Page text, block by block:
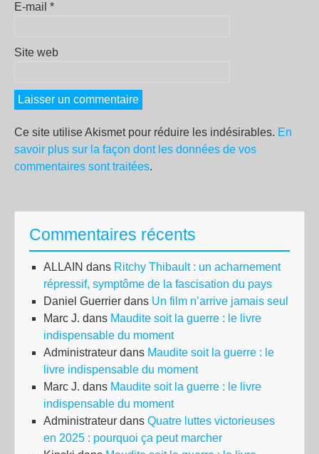
E-mail *
Site web
Ce site utilise Akismet pour réduire les indésirables. En
savoir plus sur la façon dont les données de vos
commentaires sont traitées.
Commentaires récents
ALLAIN dans Ritchy Thibault : un acharnement
répressif, symptôme de la fascisation du pays
Daniel Guerrier dans Un film n’arrive jamais seul
Marc J. dans Maudite soit la guerre : le livre
indispensable du moment
Administrateur dans Maudite soit la guerre : le
livre indispensable du moment
Marc J. dans Maudite soit la guerre : le livre
indispensable du moment
Administrateur dans Quatre luttes victorieuses
en 2025 : pourquoi ça peut marcher